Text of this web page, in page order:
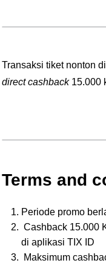
Transaksi tiket nonton
direct cashback 15.000
Terms and
Periode promo
⁠Cashback 15.000
di aplikasi TIX ID
⁠Maksimum